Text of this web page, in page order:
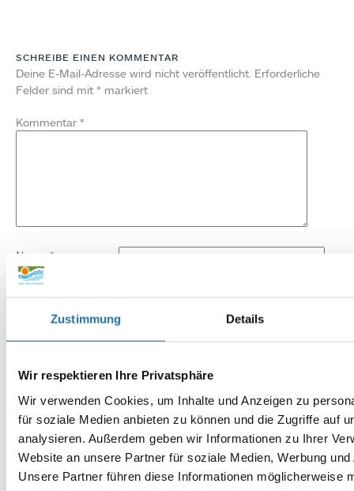
Zustimmung Details
Wir respektieren Ihre Privatsphäre
Wir verwenden Cookies, um Inhalte und Anzeigen zu
für soziale Medien anbieten zu können und die Zugriffe auf
analysieren. Außerdem geben wir Informationen zu Ihrer
Website an unsere Partner für soziale Medien, Werbung
Unsere Partner führen diese Informationen möglicherweise
SCHREIBE EINEN KOMMENTAR
Deine E-Mail-Adresse wird nicht veröffentlicht. Erforderliche
Felder sind mit * markiert
Kommentar *
Name *
E-Mail-Adresse*
Website